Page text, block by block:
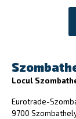
Locul
Eurotrade-
9700